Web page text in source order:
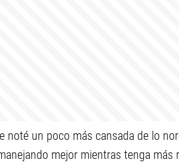
noté un poco más cansada de lo
mejor mientras tenga